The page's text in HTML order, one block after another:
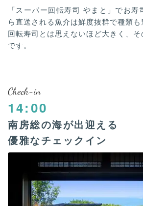
「スーパー回転寿司 やまと」でお
ら直送される魚介は鮮度抜群で種類
回転寿司とは思えないほど大きく、
です。
Check-in
14:00
南房総の海が出迎える
優雅なチェックイン